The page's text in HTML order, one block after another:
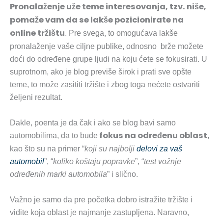
Pronalaženje uže teme interesovanja, tzv. niše,
pomaže vam da se lakše pozicionirate na
online tržištu . Pre svega, to omogućava lakše
pronalaženje vaše ciljne publike, odnosno brže možete
doći do određene grupe ljudi na koju ćete se fokusirati. U
suprotnom, ako je blog previše širok i prati sve opšte
teme, to može zasititi tržište i zbog toga nećete ostvariti
željeni rezultat.
Dakle, poenta je da čak i ako se blog bavi samo
automobilima, da to bude fokus na određenu oblast,
kao što su na primer “koji su najbolji delovi za vaš
automobil”, “koliko koštaju popravke”, “test vožnje
određenih marki automobila” i slično.
Važno je samo da pre početka dobro istražite tržište i
vidite koja oblast je najmanje zastupljena. Naravno,